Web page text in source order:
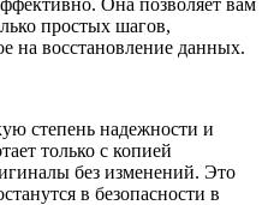
простых шагов,
на восстановление данных.
степень надежности и
только с копией
без изменений. Это
в безопасности в